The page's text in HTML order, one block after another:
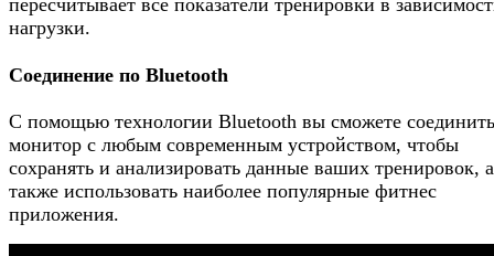
пересчитывает все показатели тренировки в
нагрузки.
Соединение по Bluetooth
С помощью технологии Bluetooth вы сможете соединить
монитор с любым современным устройством, чтобы
сохранять и анализировать данные ваших тренировок, а
также использовать наиболее популярные фитнес
приложения.